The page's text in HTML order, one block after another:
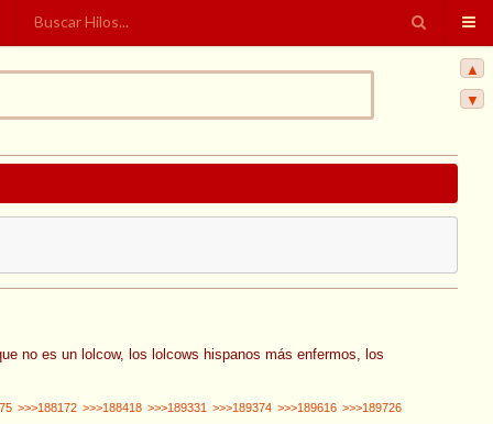
no es un lolcow, los lolcows hispanos más enfermos, los
>>>188172 >>>188418 >>>189331 >>>189374 >>>189616 >>>189726
▲
▼